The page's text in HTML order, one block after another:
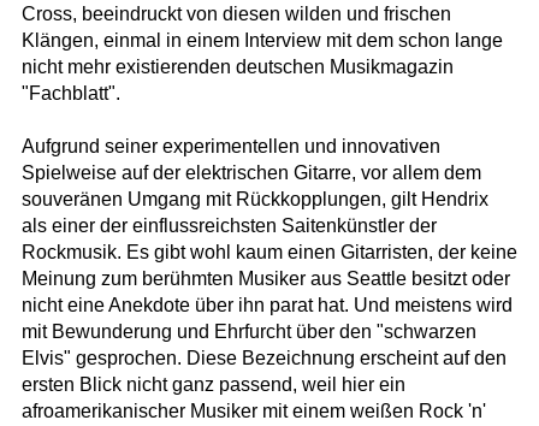
Cross, beeindruckt von diesen wilden und frischen
Klängen, einmal in einem Interview mit dem schon lange
nicht mehr existierenden deutschen Musikmagazin
"Fachblatt".
Aufgrund seiner experimentellen und innovativen
Spielweise auf der elektrischen Gitarre, vor allem dem
souveränen Umgang mit Rückkopplungen, gilt Hendrix
als einer der einflussreichsten Saitenkünstler der
Rockmusik. Es gibt wohl kaum einen Gitarristen, der keine
Meinung zum berühmten Musiker aus Seattle besitzt oder
nicht eine Anekdote über ihn parat hat. Und meistens wird
mit Bewunderung und Ehrfurcht über den "schwarzen
Elvis" gesprochen. Diese Bezeichnung erscheint auf den
ersten Blick nicht ganz passend, weil hier ein
afroamerikanischer Musiker mit einem weißen Rock 'n'